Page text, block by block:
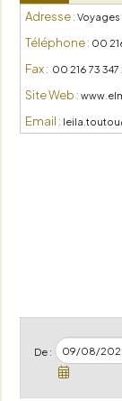
Adresse : Voyages
Téléphone : 00
Fax : 00 216 73 347
Site Web :
Email :
De :